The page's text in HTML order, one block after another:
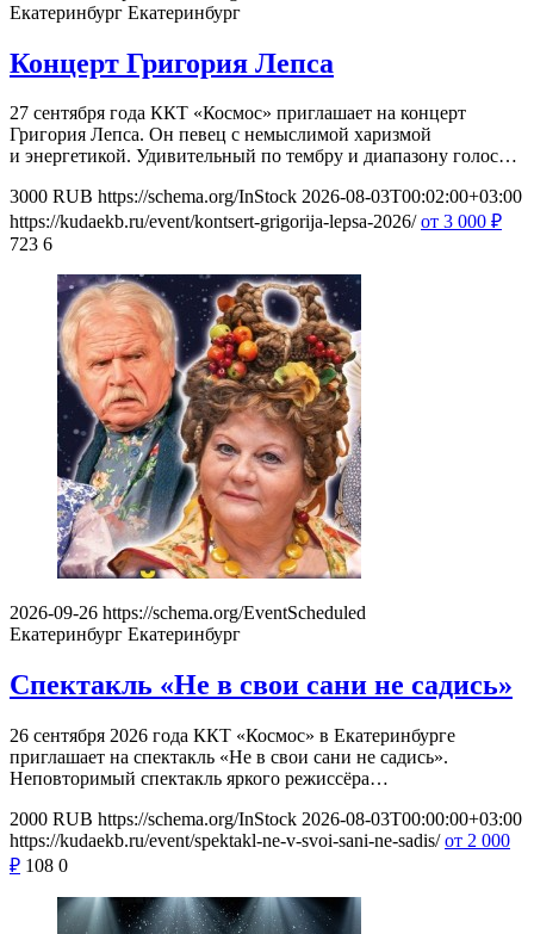
Екатеринбург Екатеринбург
Концерт Григория Лепса
27 сентября года ККТ «Космос» приглашает на концерт
Григория Лепса. Он певец с немыслимой харизмой
и энергетикой. Удивительный по тембру и диапазону голос…
3000 RUB https://schema.org/InStock 2026-08-03T00:02:00+03:00
https://kudaekb.ru/event/kontsert-grigorija-lepsa-2026/ от 3 000 ₽
723 6
2026-09-26 https://schema.org/EventScheduled
Екатеринбург Екатеринбург
Спектакль «Не в свои сани не садись»
26 сентября 2026 года ККТ «Космос» в Екатеринбурге
приглашает на спектакль «Не в свои сани не садись».
Неповторимый спектакль яркого режиссёра…
2000 RUB https://schema.org/InStock 2026-08-03T00:00:00+03:00
https://kudaekb.ru/event/spektakl-ne-v-svoi-sani-ne-sadis/ от 2 000
₽ 108 0